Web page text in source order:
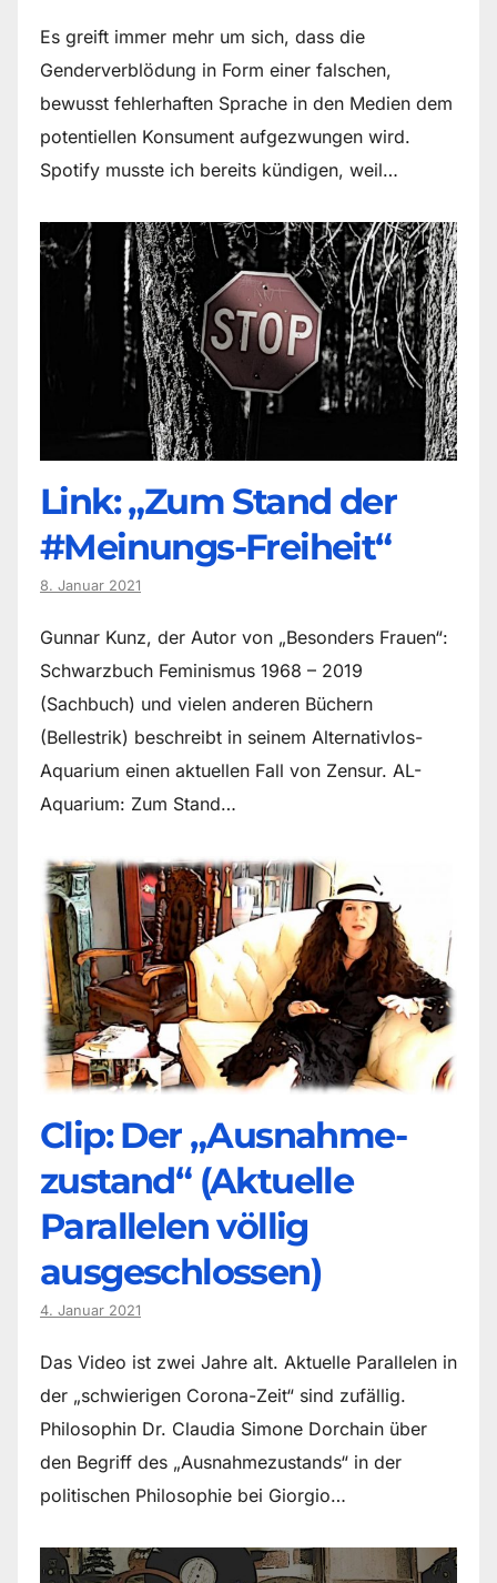
Es greift immer mehr um sich, dass die
Genderverblödung in Form einer falschen,
bewusst fehlerhaften Sprache in den Medien dem
potentiellen Konsument aufgezwungen wird.
Spotify musste ich bereits kündigen, weil…
Link: „Zum Stand der
#Meinungs-Freiheit“
8. Januar 2021
Gunnar Kunz, der Autor von „Besonders Frauen“:
Schwarzbuch Feminismus 1968 – 2019
(Sachbuch) und vielen anderen Büchern
(Bellestrik) beschreibt in seinem Alternativlos-
Aquarium einen aktuellen Fall von Zensur. AL-
Aquarium: Zum Stand…
Clip: Der „Ausnahme-
zustand“ (Aktuelle
Parallelen völlig
ausgeschlossen)
4. Januar 2021
Das Video ist zwei Jahre alt. Aktuelle Parallelen in
der „schwierigen Corona-Zeit“ sind zufällig.
Philosophin Dr. Claudia Simone Dorchain über
den Begriff des „Ausnahmezustands“ in der
politischen Philosophie bei Giorgio…